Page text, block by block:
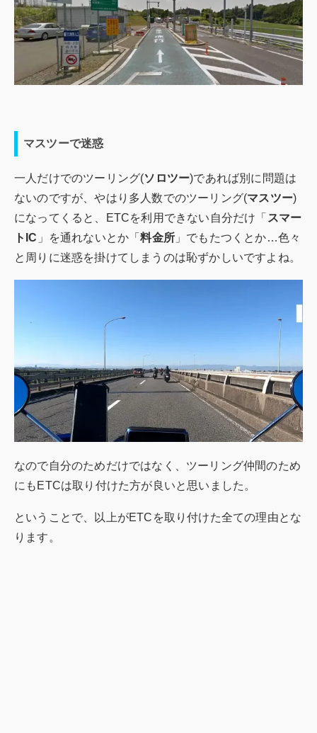
マスツーで迷惑
一人だけでのツーリング(ソロツー)であれば別に問題は
ないのですが、やはり多人数でのツーリング(マスツー)
になってくると、ETCを利用できない自分だけ「 スマー
トIC 」を通れないとか「料金所 」でもたつくとか…色々
と周りに迷惑を掛けてしまうのは恥ずかしいですよね。
なので自分のためだけではなく、ツーリング仲間のため
にもETCは取り付けた方が良いと思いました。
ということで、以上がETCを取り付けた全ての理由とな
ります。